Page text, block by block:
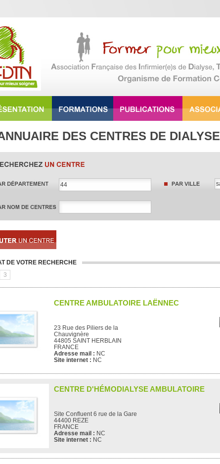
DES CENTRES DE DIALYSE
DE VOTRE RECHERCHE
3
CENTRE AMBULATOIRE LAËNNEC
23 Rue des Piliers de la
Chauvignère
44805 SAINT HERBLAIN
FRANCE
Adresse mail : NC
Site internet : NC
CENTRE D'HÉMODIALYSE AMBULATOIRE
Site Confluent 6 rue de la Gare
44400 REZE
FRANCE
Adresse mail : NC
Site internet : NC